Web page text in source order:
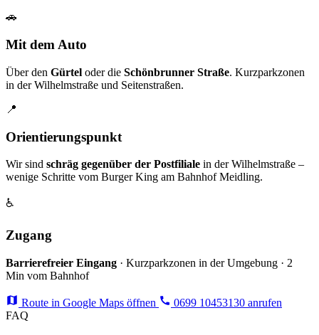
🚗
Mit dem Auto
Über den Gürtel oder die Schönbrunner Straße. Kurzparkzonen
in der Wilhelmstraße und Seitenstraßen.
📍
Orientierungspunkt
Wir sind schräg gegenüber der Postfiliale in der Wilhelmstraße –
wenige Schritte vom Burger King am Bahnhof Meidling.
♿
Zugang
Barrierefreier Eingang · Kurzparkzonen in der Umgebung · 2
Min vom Bahnhof
Route in Google Maps öffnen
0699 10453130 anrufen
FAQ